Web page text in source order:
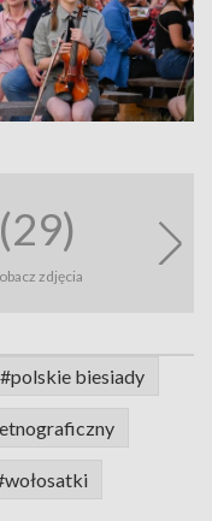
(29)
zdjęcia
#polskie biesiady